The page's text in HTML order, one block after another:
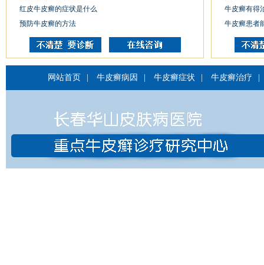
红皮牛皮癣的症状是什么
预防牛皮癣的方法
牛皮癣有得
牛皮癣患者
网站首页 牛皮癣病因 牛皮癣症状 牛皮癣治疗